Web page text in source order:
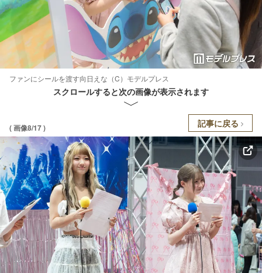
ファンにシールを渡す向日えな（C）モデルプレス
スクロールすると次の画像が表示されます
( 画像8/17 ) 記事に戻る